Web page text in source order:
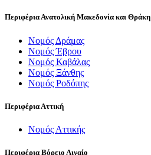
Περιφέρια Ανατολική Μακεδονία και Θράκη
Νομός Δράμας
Νομός Έβρου
Νομός Καβάλας
Νομός Ξάνθης
Νομός Ροδόπης
Περιφέρια Αττική
Νομός Αττικής
Περιφέρια Βόρειο Αιγαίο